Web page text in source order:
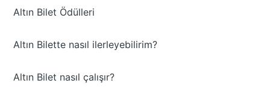
Altın Bilet Ödülleri
Altın Bilette nasıl ilerleyebilirim?
Altın Bilet nasıl çalışır?